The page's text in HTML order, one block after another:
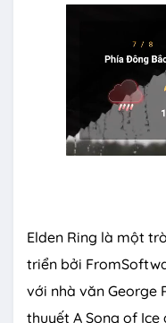
Elden Ring là một
triển bởi
với nhà văn George
thuyết A Song of